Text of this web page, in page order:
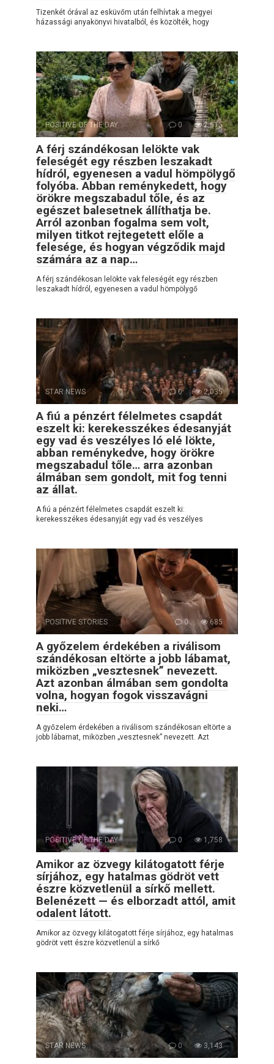
Tizenkét órával az esküvőm után felhívtak a megyei
házassági anyakönyvi hivatalból, és közölték, hogy
POSITIVE OF THE DAY 0 2,515
A férj szándékosan lelökte vak
feleségét egy részben leszakadt
hídról, egyenesen a vadul hömpölygő
folyóba. Abban reménykedett, hogy
örökre megszabadul tőle, és az
egészet balesetnek állíthatja be.
Arról azonban fogalma sem volt,
milyen titkot rejtegetett előle a
felesége, és hogyan végződik majd
számára az a nap…
A férj szándékosan lelökte vak feleségét egy részben
leszakadt hídról, egyenesen a vadul hömpölygő
STAR NEWS 0 2,035
A fiú a pénzért félelmetes csapdát
eszelt ki: kerekesszékes édesanyját
egy vad és veszélyes ló elé lökte,
abban reménykedve, hogy örökre
megszabadul tőle… arra azonban
álmában sem gondolt, mit fog tenni
az állat.
A fiú a pénzért félelmetes csapdát eszelt ki:
kerekesszékes édesanyját egy vad és veszélyes
POSITIVE STORIES 0 685
A győzelem érdekében a riválisom
szándékosan eltörte a jobb lábamat,
miközben „vesztesnek” nevezett.
Azt azonban álmában sem gondolta
volna, hogyan fogok visszavágni
neki…
A győzelem érdekében a riválisom szándékosan eltörte a
jobb lábamat, miközben „vesztesnek” nevezett. Azt
POSITIVE OF THE DAY 0 1,758
Amikor az özvegy kilátogatott férje
sírjához, egy hatalmas gödröt vett
észre közvetlenül a sírkő mellett.
Belenézett — és elborzadt attól, amit
odalent látott.
Amikor az özvegy kilátogatott férje sírjához, egy hatalmas
gödröt vett észre közvetlenül a sírkő
STAR NEWS 0 3,143